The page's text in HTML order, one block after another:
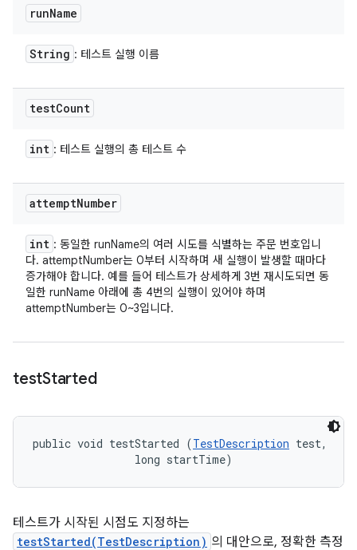
runName
String : 테스트 실행 이름
testCount
int : 테스트 실행의 총 테스트 수
attemptNumber
int : 동일한 runName의 여러 시도를 식별하는 주문 번호입니
다. attemptNumber는 0부터 시작하며 새 실행이 발생할 때마다
증가해야 합니다. 예를 들어 테스트가 상세하게 3번 재시도되면 동
일한 runName 아래에 총 4번의 실행이 있어야 하며
attemptNumber는 0~3입니다.
testStarted
public void testStarted (TestDescription test,
                long startTime)
테스트가 시작된 시점도 지정하는
testStarted(TestDescription) 의 대안으로, 정확한 측정